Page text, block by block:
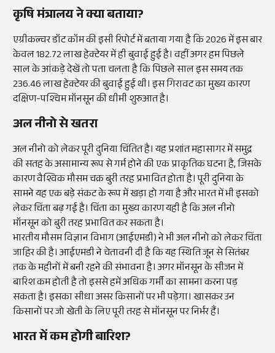
कृषि मंत्रालय ने क्या बताया?
एग्रीकल्चर डॉट कॉम की इसी रिपोर्ट में बताया गया है कि 2026 में इस बार
केवल 182.72 लाख हेक्टेयर में ही बुवाई हुई है। वहीं अगर हम पिछले
साल के आंकड़े देखें तो पता चलता है कि पिछले साल इस समय तक
236.46 लाख हेक्टेयर की बुवाई हुई थी। इस गिरावट का मुख्य कारण
दक्षिण-पश्चिम मॉनसून की धीमी शुरुआत है।
अल नीनो से खतरा
अल नीनो को लेकर पूरी दुनिया चिंतित है। यह प्रशांत महासागर में समुद्र
की सतह के असामान्य रूप से गर्म होने की एक प्राकृतिक घटना है, जिसके
कारण वैश्विक मौसम चक्र बुरी तरह प्रभावित होता है। पूरी दुनिया के
सामने यह एक बड़े संकट के रूप में खड़ा हो गया है और भारत में भी इसको
लेकर चिंता बढ़ गई है। चिंता का मुख्य कारण यही है कि अल नीनो
मॉनसून को बुरी तरह प्रभावित कर सकता है।
भारतीय मौसम विज्ञान विभाग (आईएमडी) ने भी अल नीनो को लेकर चिंता
जाहिर की है। आईएमडी ने चेतावनी दी है कि यह स्थिति जून से सितंबर
तक के महीनों में बनी रहने की संभावना है। अगर मॉनसून के सीजन में
बारिश कम होती है तो इससे हमें अधिक गर्मी का सामना करना पड़
सकता है। इसका सीधा असर किसानों पर भी पड़ेगा। खासकर उन
किसानों पर जो खेती के लिए पूरी तरह से मॉनसून पर निर्भर हैं।
भारत में कम होगी बारिश?